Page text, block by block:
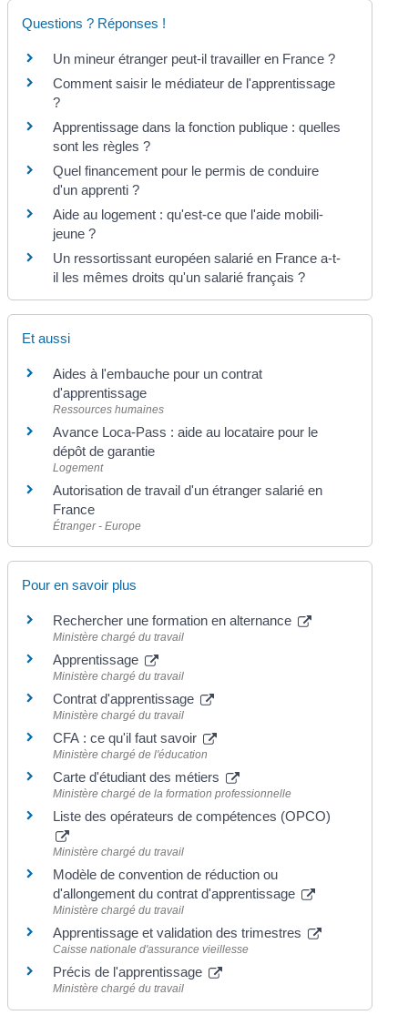
Questions ? Réponses !
Un mineur étranger peut-il travailler en France ?
Comment saisir le médiateur de l'apprentissage
?
Apprentissage dans la fonction publique : quelles
sont les règles ?
Quel financement pour le permis de conduire
d'un apprenti ?
Aide au logement : qu'est-ce que l'aide mobili-
jeune ?
Un ressortissant européen salarié en France a-t-
il les mêmes droits qu'un salarié français ?
Et aussi
Aides à l'embauche pour un contrat
d'apprentissage
Ressources humaines
Avance Loca-Pass : aide au locataire pour le
dépôt de garantie
Logement
Autorisation de travail d'un étranger salarié en
France
Étranger - Europe
Pour en savoir plus
Rechercher une formation en alternance
Ministère chargé du travail
Apprentissage
Ministère chargé du travail
Contrat d'apprentissage
Ministère chargé du travail
CFA : ce qu'il faut savoir
Ministère chargé de l'éducation
Carte d'étudiant des métiers
Ministère chargé de la formation professionnelle
Liste des opérateurs de compétences (OPCO)
Ministère chargé du travail
Modèle de convention de réduction ou
d'allongement du contrat d'apprentissage
Ministère chargé du travail
Apprentissage et validation des trimestres
Caisse nationale d'assurance vieillesse
Précis de l'apprentissage
Ministère chargé du travail